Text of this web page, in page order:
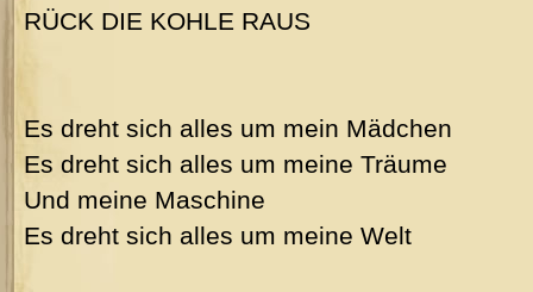
RÜCK DIE KOHLE RAUS
Es dreht sich alles um mein Mädchen
Es dreht sich alles um meine Träume
Und meine Maschine
Es dreht sich alles um meine Welt